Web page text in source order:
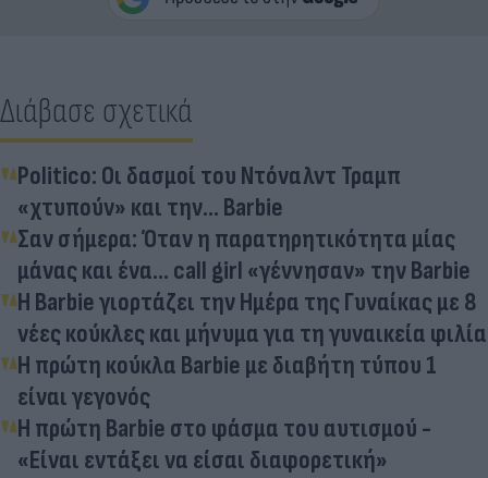
Διάβασε σχετικά
Politico: Οι δασμοί του Ντόναλντ Τραμπ
«χτυπούν» και την... Barbie
Σαν σήμερα: Όταν η παρατηρητικότητα μίας
μάνας και ένα... call girl «γέννησαν» την Barbie
Η Barbie γιορτάζει την Ημέρα της Γυναίκας με 8
νέες κούκλες και μήνυμα για τη γυναικεία φιλία
Η πρώτη κούκλα Barbie με διαβήτη τύπου 1
είναι γεγονός
Η πρώτη Barbie στο φάσμα του αυτισμού -
«Είναι εντάξει να είσαι διαφορετική»